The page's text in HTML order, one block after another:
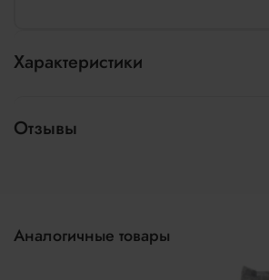
Характеристики
Отзывы
Аналогичные товары